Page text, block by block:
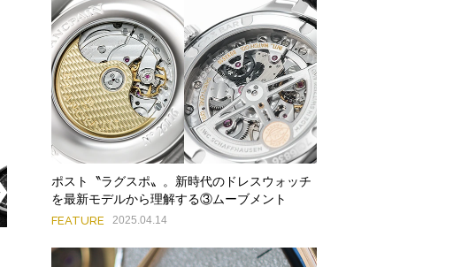
ポスト〝ラグスポ〟。新時代のドレスウォッチ
を最新モデルから理解する③ムーブメント
FEATURE 2025.04.14